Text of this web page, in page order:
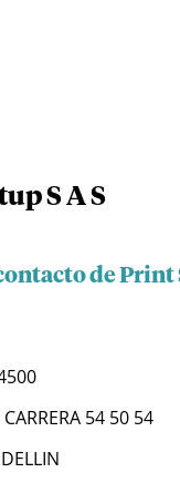
S A S
de Print
CARRERA 54 50 54